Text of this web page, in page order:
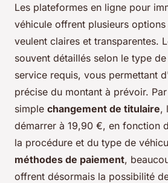
Les plateformes en ligne pour
véhicule offrent plusieurs
veulent claires et transparentes.
souvent détaillés selon le type
service requis, vous permettant
précise du montant à prévoir.
simple changement de titulaire,
démarrer à 19,90 €, en fonction
la procédure et du type de
méthodes de paiement,
offrent désormais la possibilité